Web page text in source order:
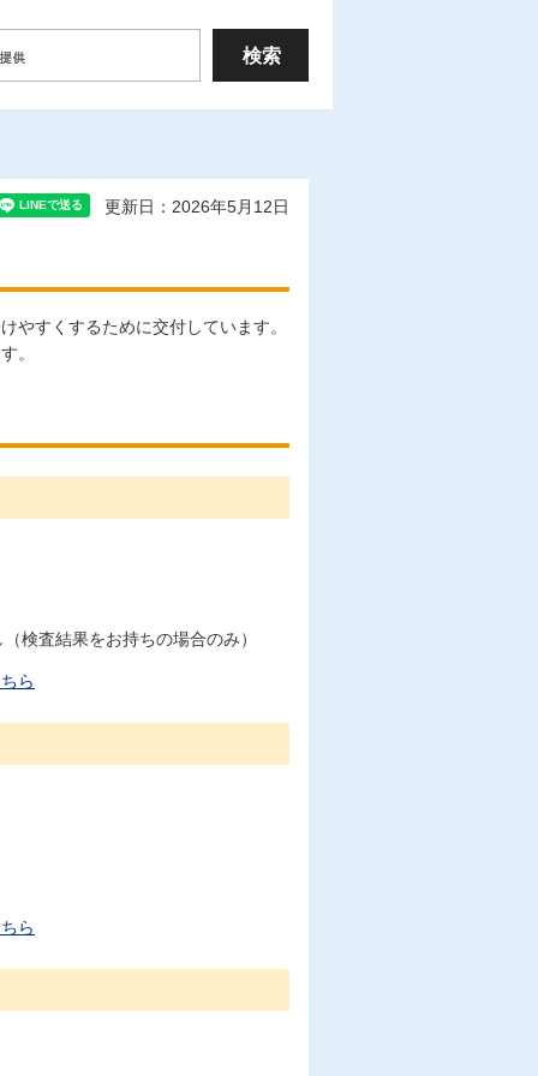
更新日：2026年5月12日
やすくするために交付しています。
。
検査結果をお持ちの場合のみ）
ら
ら